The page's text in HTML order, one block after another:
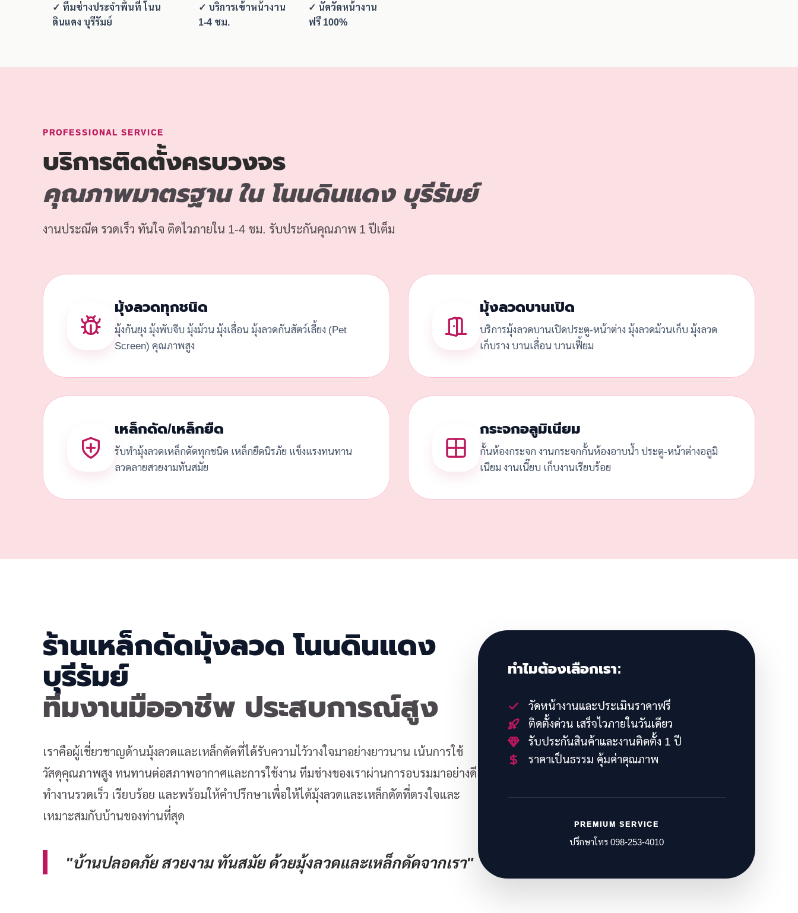
✓ ทีมช่างประจำพื้นที่ โนน
ดินแดง บุรีรัมย์
✓ บริการเข้าหน้างาน
1-4 ชม.
✓ นัดวัดหน้างาน
ฟรี 100%
PROFESSIONAL SERVICE
บริการติดตั้งครบวงจร
คุณภาพมาตรฐาน ใน โนนดินแดง บุรีรัมย์
งานประณีต รวดเร็ว ทันใจ ติดไวภายใน 1-4 ชม. รับประกันคุณภาพ 1 ปีเต็ม
มุ้งลวดทุกชนิด
มุ้งกันยุง มุ้งพับจีบ มุ้งม้วน มุ้งเลื่อน มุ้งลวดกันสัตว์เลี้ยง (Pet
Screen) คุณภาพสูง
มุ้งลวดบานเปิด
บริการมุ้งลวดบานเปิดประตู-หน้าต่าง มุ้งลวดม้วนเก็บ มุ้งลวด
เก็บราง บานเลื่อน บานเฟี้ยม
เหล็กดัด/เหล็กยืด
รับทำมุ้งลวดเหล็กดัดทุกชนิด เหล็กยืดนิรภัย แข็งแรงทนทาน
ลวดลายสวยงามทันสมัย
กระจกอลูมิเนียม
กั้นห้องกระจก งานกระจกกั้นห้องอาบน้ำ ประตู-หน้าต่างอลูมิ
เนียม งานเนี๊ยบ เก็บงานเรียบร้อย
ร้านเหล็กดัดมุ้งลวด โนนดินแดง
บุรีรัมย์
ทีมงานมืออาชีพ ประสบการณ์สูง
เราคือผู้เชี่ยวชาญด้านมุ้งลวดและเหล็กดัดที่ได้รับความไว้วางใจมาอย่างยาวนาน เน้นการใช้
วัสดุคุณภาพสูง ทนทานต่อสภาพอากาศและการใช้งาน ทีมช่างของเราผ่านการอบรมมาอย่างดี
ทำงานรวดเร็ว เรียบร้อย และพร้อมให้คำปรึกษาเพื่อให้ได้มุ้งลวดและเหล็กดัดที่ตรงใจและ
เหมาะสมกับบ้านของท่านที่สุด
"บ้านปลอดภัย สวยงาม ทันสมัย ด้วยมุ้งลวดและเหล็กดัดจากเรา"
ทำไมต้องเลือกเรา:
วัดหน้างานและประเมินราคาฟรี
ติดตั้งด่วน เสร็จไวภายในวันเดียว
รับประกันสินค้าและงานติดตั้ง 1 ปี
ราคาเป็นธรรม คุ้มค่าคุณภาพ
PREMIUM SERVICE
ปรึกษาโทร 098-253-4010